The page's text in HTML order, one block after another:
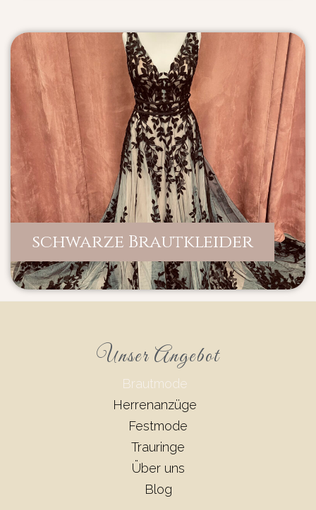
schwarze Brautkleider
Unser Angebot
Brautmode
Herrenanzüge
Festmode
Trauringe
Über uns
Blog